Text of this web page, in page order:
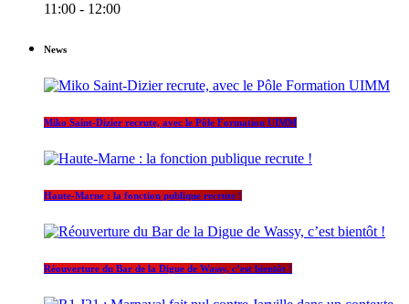
11:00 - 12:00
News
Miko Saint-Dizier recrute, avec le Pôle Formation UIMM
Haute-Marne : la fonction publique recrute !
Réouverture du Bar de la Digue de Wassy, c’est bientôt !